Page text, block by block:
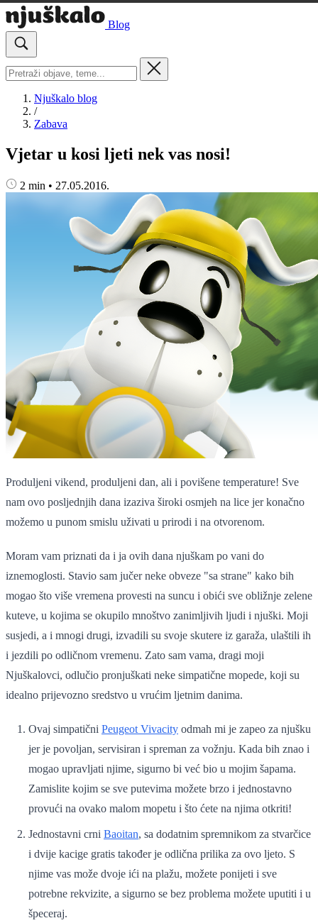
Blog
Njuškalo blog
/
Zabava
Vjetar u kosi ljeti nek vas nosi!
2 min • 27.05.2016.
Produljeni vikend, produljeni dan, ali i povišene temperature! Sve
nam ovo posljednjih dana izaziva široki osmjeh na lice jer konačno
možemo u punom smislu uživati u prirodi i na otvorenom.
Moram vam priznati da i ja ovih dana njuškam po vani do
iznemoglosti. Stavio sam jučer neke obveze "sa strane" kako bih
mogao što više vremena provesti na suncu i obići sve obližnje zelene
kuteve, u kojima se okupilo mnoštvo zanimljivih ljudi i njuški. Moji
susjedi, a i mnogi drugi, izvadili su svoje skutere iz garaža, ulaštili ih
i jezdili po odličnom vremenu. Zato sam vama, dragi moji
Njuškalovci, odlučio pronjuškati neke simpatične mopede, koji su
idealno prijevozno sredstvo u vrućim ljetnim danima.
Ovaj simpatični Peugeot Vivacity odmah mi je zapeo za njušku
jer je povoljan, servisiran i spreman za vožnju. Kada bih znao i
mogao upravljati njime, sigurno bi već bio u mojim šapama.
Zamislite kojim se sve putevima možete brzo i jednostavno
provući na ovako malom mopetu i što ćete na njima otkriti!
Jednostavni crni Baoitan, sa dodatnim spremnikom za stvarčice
i dvije kacige gratis također je odlična prilika za ovo ljeto. S
njime vas može dvoje ići na plažu, možete ponijeti i sve
potrebne rekvizite, a sigurno se bez problema možete uputiti i u
špeceraj.